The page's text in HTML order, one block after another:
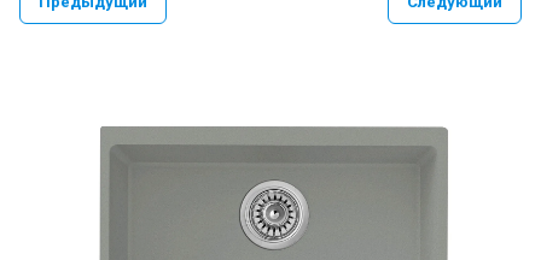
PAULMARK VELLO YUMI LASSAN
PAULMARK REFINE SYSTEM
Paulmark Презентация Мойка+коландер